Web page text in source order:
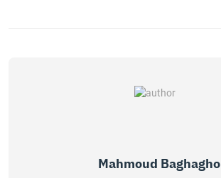
Mahmoud Baghagho